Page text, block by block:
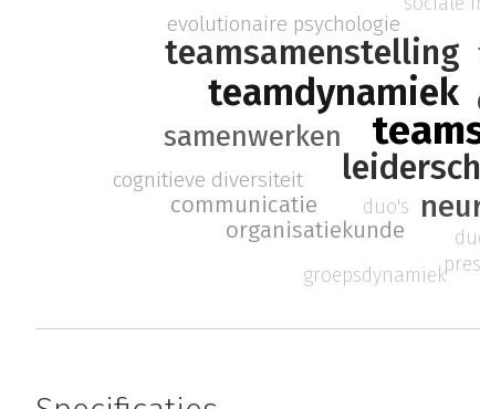
teamdynamiek
teamsamenstelling
samenwerken
organisatiekunde
communicatie
cognitieve diversiteit
evolutionaire psychologie
duo's
groepsdynamiek